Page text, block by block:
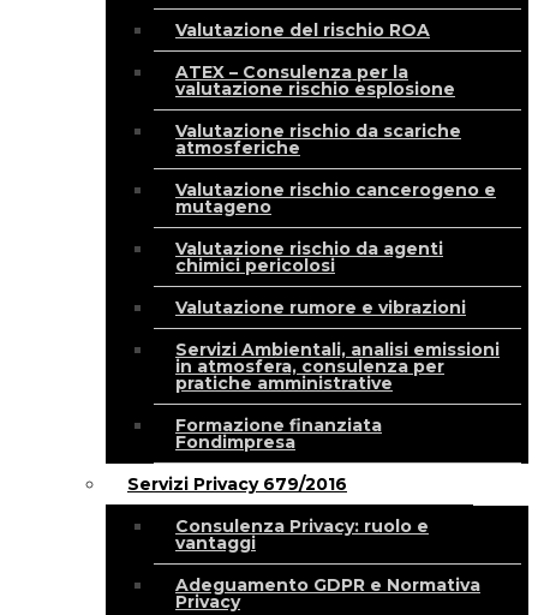
Valutazione del rischio ROA
ATEX – Consulenza per la
valutazione rischio esplosione
Valutazione rischio da scariche
atmosferiche
Valutazione rischio cancerogeno e
mutageno
Valutazione rischio da agenti
chimici pericolosi
Valutazione rumore e vibrazioni
Servizi Ambientali, analisi emissioni
in atmosfera, consulenza per
pratiche amministrative
Formazione finanziata
Fondimpresa
Servizi Privacy 679/2016
Consulenza Privacy: ruolo e
vantaggi
Adeguamento GDPR e Normativa
Privacy